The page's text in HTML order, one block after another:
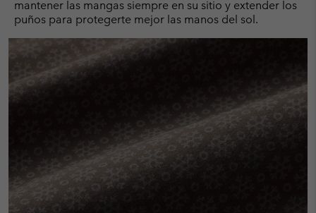
mantener las mangas siempre en su sitio y extender los
puños para protegerte mejor las manos del sol.